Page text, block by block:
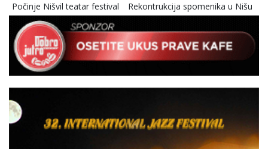
Počinje Nišvil teatar festival
Rekontrukcija spomenika u Nišu